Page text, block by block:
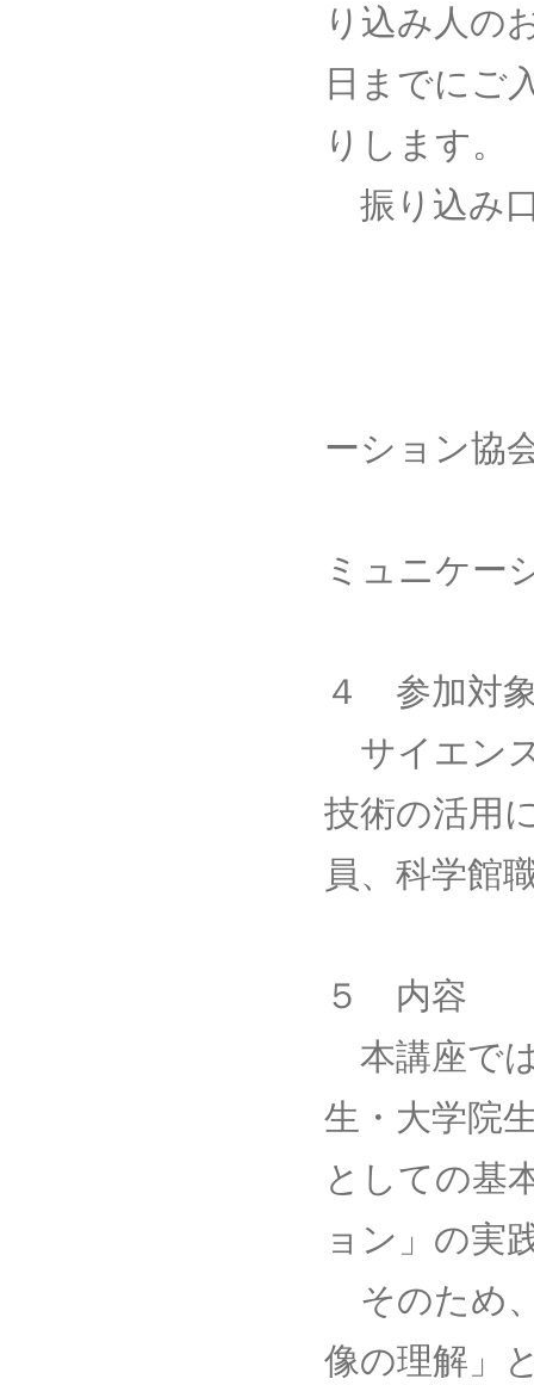
り込み人の
日までにご
りします。
振り込み
ーション協
ミュニケー
４ 参加対
サイエン
技術の活用
員、科学館
５ 内容
本講座で
生・大学院
としての基
ョン」の実
そのため
像の理解」